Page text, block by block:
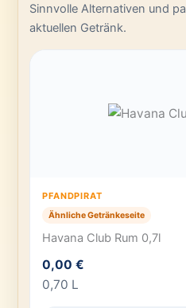
Sinnvolle Alternativen und
aktuellen Getränk.
PFANDPIRAT
Ähnliche Getränkeseite
Havana Club Rum 0,7l
0,00 €
0,70 L